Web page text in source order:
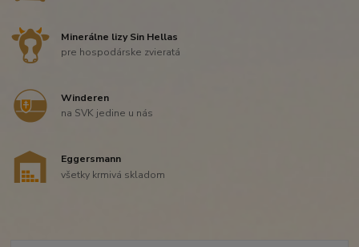
Minerálne lizy Sin Hellas
pre hospodárske zvieratá
Winderen
na SVK jedine u nás
Eggersmann
všetky krmivá skladom